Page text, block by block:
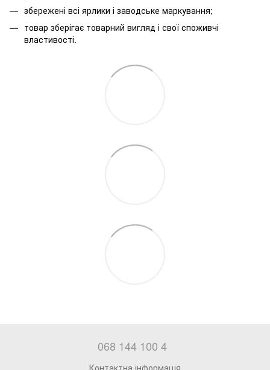
збережені всі ярлики і заводське маркування;
товар зберігає товарний вигляд і свої споживчі
властивості.
068 144 100 4
Контактна інформація